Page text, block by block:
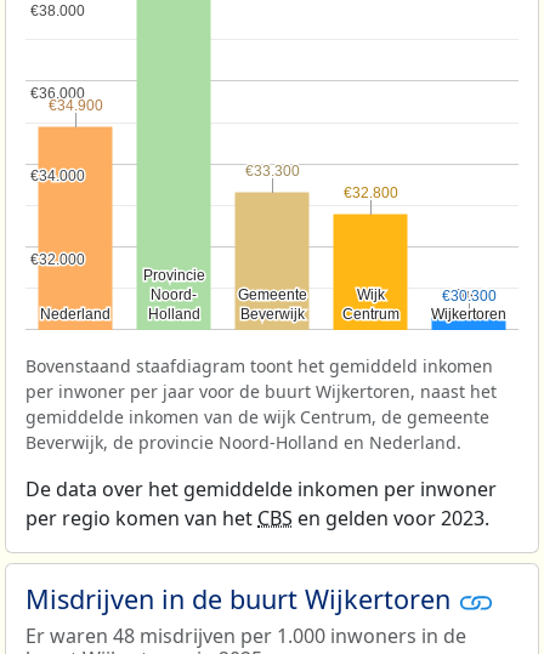
Nederland
Nederland Holland
Holland
Noord-
Noord-
Provincie
Provincie
Beverwijk
Beverwijk
Gemeente
Gemeente
Centrum
Centrum
Wijk
Wijk
Wijkertoren
Wijkertoren
Buurt
Buurt
€32.000
€32.000
€34.000
€34.000
€36.000
€36.000
€38.000
€38.000
€34.900
€34.900
€33.300
€33.300
€32.800
€32.800
€30.300
€30.300
Bovenstaand staafdiagram toont het gemiddeld inkomen
per inwoner per jaar voor de buurt Wijkertoren, naast het
gemiddelde inkomen van de wijk Centrum, de gemeente
Beverwijk, de provincie Noord-Holland en Nederland.
De data over het gemiddelde inkomen per inwoner
per regio komen van het CBS en gelden voor 2023.
Misdrijven in de buurt Wijkertoren
Er waren 48 misdrijven per 1.000 inwoners in de